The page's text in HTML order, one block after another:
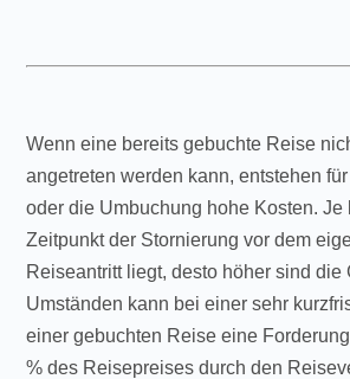
Wenn eine bereits gebuchte Reise
angetreten werden kann, entstehen
oder die Umbuchung hohe Kosten. Je
Zeitpunkt der Stornierung vor dem
Reiseantritt liegt, desto höher sind die
Umständen kann bei einer sehr
einer gebuchten Reise eine
% des Reisepreises durch den